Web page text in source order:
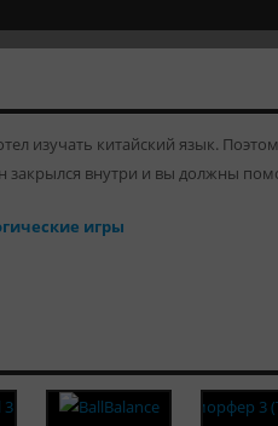
изучать китайский язык.
закрылся внутри и вы должны
игры